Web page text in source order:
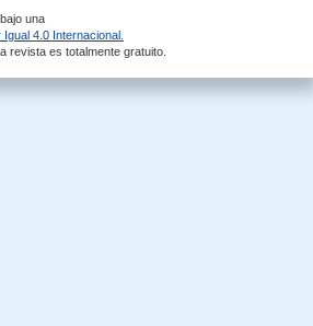
una
4.0 Internacional.
revista es totalmente gratuito.